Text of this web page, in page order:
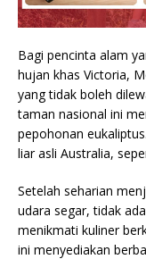
Bagi pencinta alam
hujan khas Victoria,
yang tidak boleh
taman nasional ini
pepohonan
liar asli Australia,
Setelah seharian
udara segar, tidak
menikmati kuliner
ini menyediakan